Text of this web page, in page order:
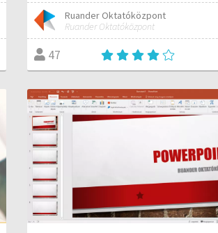
Ruander Oktatóközpont
Ruander Oktatóközpont
47